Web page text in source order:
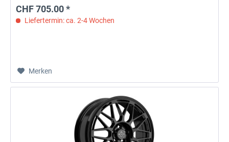
CHF 705.00 *
Liefertermin: ca. 2-4 Wochen
Merken